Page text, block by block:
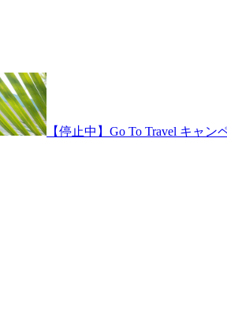
【停止中】Go To Travel キャン